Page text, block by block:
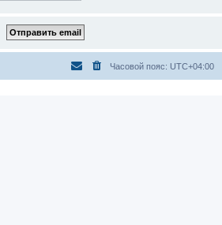
Часовой пояс: UTC+04:00